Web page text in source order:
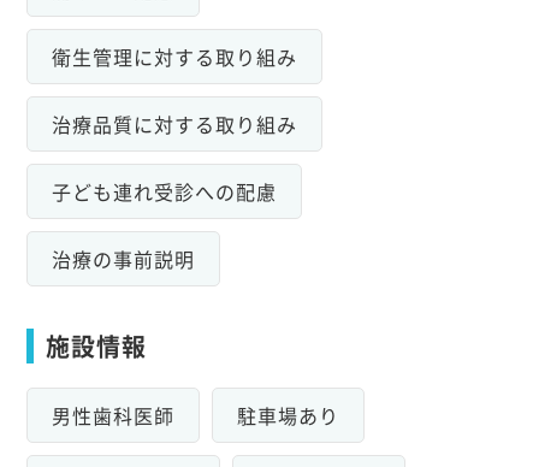
衛生管理に対する取り組み
治療品質に対する取り組み
子ども連れ受診への配慮
治療の事前説明
施設情報
男性歯科医師 駐車場あり